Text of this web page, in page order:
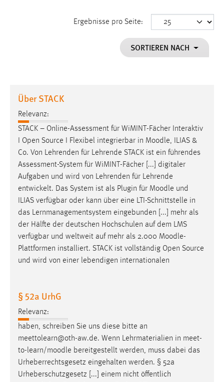
Ergebnisse pro Seite:
SORTIEREN NACH
Über STACK
Relevanz:
STACK – Online-Assessment für WiMINT-Fächer Interaktiv
I Open Source I Flexibel integrierbar in Moodle, ILIAS &
Co. Von Lehrenden für Lehrende STACK ist ein führendes
Assessment-System für WiMINT-Fächer [...] digitaler
Aufgaben und wird von Lehrenden für Lehrende
entwickelt. Das System ist als Plugin für Moodle und
ILIAS verfügbar oder kann über eine LTI-Schnittstelle in
das Lernmanagementsystem eingebunden [...] mehr als
der Hälfte der deutschen Hochschulen auf dem LMS
verfügbar und weltweit auf mehr als 2.000 Moodle-
Plattformen installiert. STACK ist vollständig Open Source
und wird von einer lebendigen internationalen
§ 52a UrhG
Relevanz:
haben, schreiben Sie uns diese bitte an
meettolearn@oth-aw.de. Wenn Lehrmaterialien in meet-
to-learn/moodle bereitgestellt werden, muss dabei das
Urheberrechtsgesetz eingehalten werden. § 52a
Urheberschutzgesetz [...] einem nicht öffentlich
cookie_consent
Dieser Cookie speichert die ausgewählten Einverständnis-
Performance
Name:
Zweck:
Für performante Seitenauslieferung wird in diesem Cookie
gespeichert, ob man eingeloggt ist.
Sprachpräferenz
Name:
site-language-preference
Zweck:
Cookie Laufzeit:
Chat
Name:
MibewSessionID, MIBEW_UserID, mibew_locale, mibew-
chat-frame-style-5e9dbeb1811c0446